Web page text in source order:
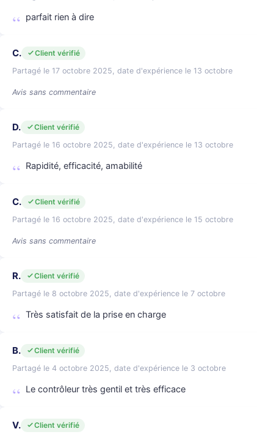
parfait rien à dire
C.
Client vérifié
Partagé le 17 octobre 2025, date d'expérience le 13 octobre
Avis sans commentaire
D.
Client vérifié
Partagé le 16 octobre 2025, date d'expérience le 13 octobre
Rapidité, efficacité, amabilité
C.
Client vérifié
Partagé le 16 octobre 2025, date d'expérience le 15 octobre
Avis sans commentaire
R.
Client vérifié
Partagé le 8 octobre 2025, date d'expérience le 7 octobre
Très satisfait de la prise en charge
B.
Client vérifié
Partagé le 4 octobre 2025, date d'expérience le 3 octobre
Le contrôleur très gentil et très efficace
V.
Client vérifié